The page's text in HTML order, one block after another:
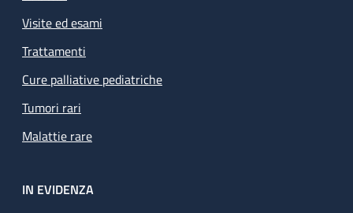
Visite ed esami
Trattamenti
Cure palliative pediatriche
Tumori rari
Malattie rare
IN EVIDENZA